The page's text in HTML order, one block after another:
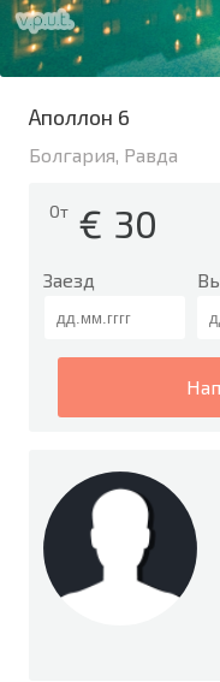
Аполлон 6
Болгария, Равда
От € 30
Заезд